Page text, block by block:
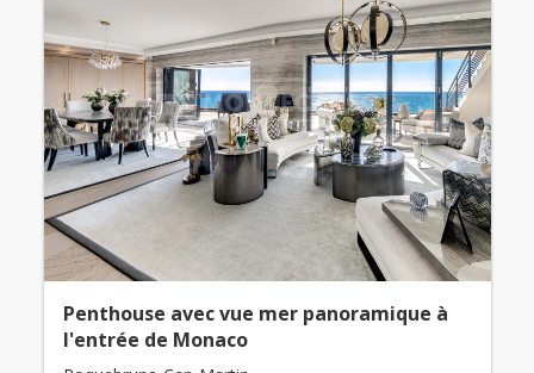
Penthouse avec vue mer panoramique à
l'entrée de Monaco